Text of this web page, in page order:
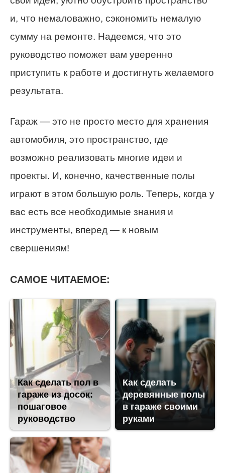
и, что немаловажно, сэкономить немалую
сумму на ремонте. Надеемся, что это
руководство поможет вам уверенно
приступить к работе и достигнуть желаемого
результата.
Гараж — это не просто место для хранения
автомобиля, это пространство, где
возможно реализовать многие идеи и
проекты. И, конечно, качественные полы
играют в этом большую роль. Теперь, когда у
вас есть все необходимые знания и
инструменты, вперед — к новым
свершениям!
САМОЕ ЧИТАЕМОЕ:
Как сделать пол в
гараже из досок:
пошаговое
руководство
Как сделать
деревянные полы
в гараже своими
руками